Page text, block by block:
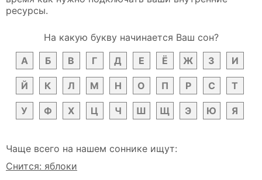
ресурсы.
На какую букву начинается Ваш сон?
А
Б В Г Д Е Ё Ж З И
Й К Л М Н О П Р С Т
У Ф Х Ц Ч Ш Щ Э Ю Я
Чаще всего на нашем соннике ищут:
Снится: яблоки